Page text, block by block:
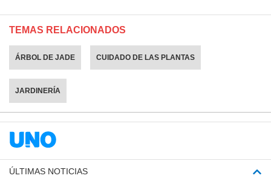
TEMAS RELACIONADOS
ÁRBOL DE JADE CUIDADO DE LAS PLANTAS
JARDINERÍA
ÚLTIMAS NOTICIAS